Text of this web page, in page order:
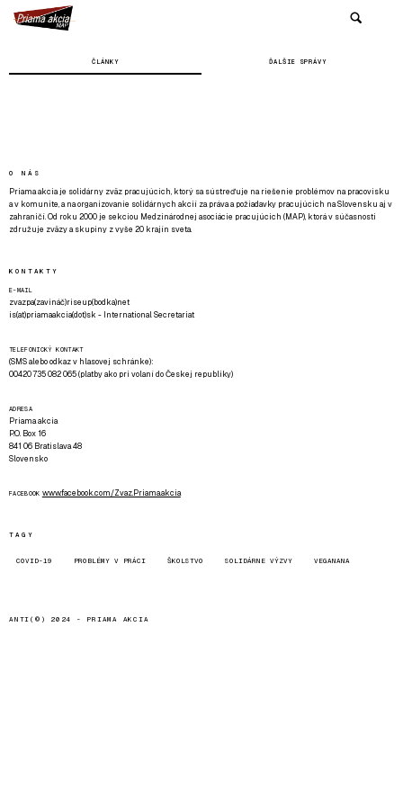
ČLÁNKY ĎALŠIE SPRÁVY
O NÁS
Priama akcia je solidárny zväz pracujúcich, ktorý sa sústreďuje na riešenie problémov na pracovisku
a v komunite, a na organizovanie solidárnych akcií za práva a požiadavky pracujúcich na Slovensku aj v
zahraničí. Od roku 2000 je sekciou Medzinárodnej asociácie pracujúcich (MAP), ktorá v súčasnosti
združuje zväzy a skupiny z vyše 20 krajín sveta.
KONTAKTY
E-MAIL
zvazpa(zavináč)riseup(bodka)net
is(at)priamaakcia(dot)sk - International Secretariat
TELEFONICKÝ KONTAKT
(SMS alebo odkaz v hlasovej schránke):
00420 735 082 065 (platby ako pri volaní do Českej republiky)
ADRESA
Priama akcia
P.O. Box 16
841 06 Bratislava 48
Slovensko
FACEBOOK www.facebook.com/Zvaz.Priama.akcia
TAGY
COVID-19 PROBLÉMY V PRÁCI ŠKOLSTVO SOLIDÁRNE VÝZVY VEGANANA
ANTI(©) 2024 - PRIAMA AKCIA